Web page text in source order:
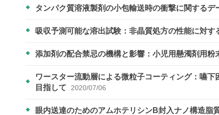
タンパク質溶液製剤の小包輸送時の衝撃に関するデ
吸収予測可能な溶出試験：非晶質処方の性能に対
添加剤の配合禁忌の機構と影響：小児用懸濁剤用
ワースター流動層による微粒子コーティング：嚥
目指して
2020/07/06
眼内送達のためのアムホテリシンB封入ナノ構造脂